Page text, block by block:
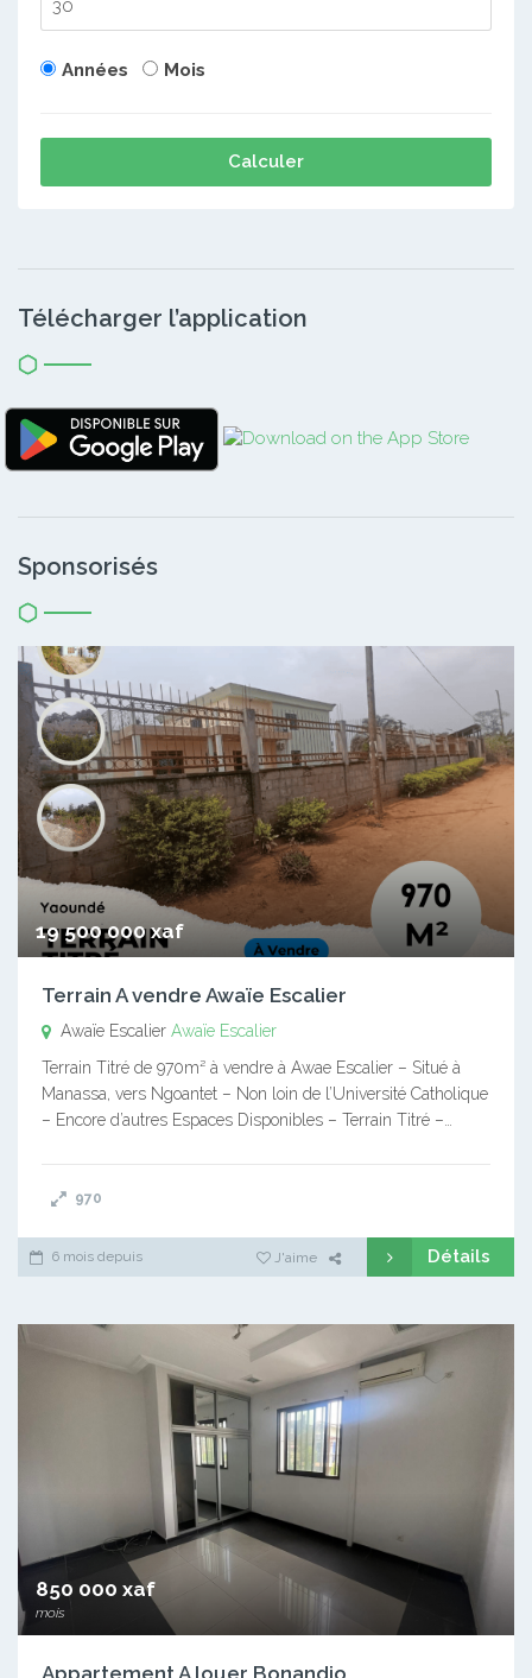
Années Mois
Calculer
Télécharger l’application
Sponsorisés
19 500 000 xaf
Terrain A vendre Awaïe Escalier
Awaïe Escalier Awaïe Escalier
Terrain Titré de 970m² à vendre à Awae Escalier – Situé à
Manassa, vers Ngoantet – Non loin de l’Université Catholique
– Encore d’autres Espaces Disponibles – Terrain Titré –…
970
6 mois depuis J'aime Détails
850 000 xaf
mois
Appartement A louer Bonandjo